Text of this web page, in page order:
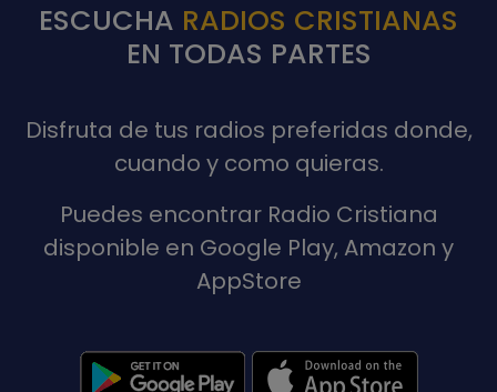
ESCUCHA RADIOS CRISTIANAS
EN TODAS PARTES
Disfruta de tus radios preferidas donde,
cuando y como quieras.
Puedes encontrar Radio Cristiana
disponible en Google Play, Amazon y
AppStore